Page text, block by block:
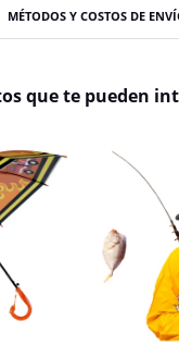
MÉTODOS Y COSTOS DE
que te pueden